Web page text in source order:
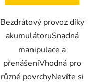
Bezdrátový provoz díky
akumulátoruSnadná
manipulace a
přenášeníVhodná pro
různé povrchyNevíte si